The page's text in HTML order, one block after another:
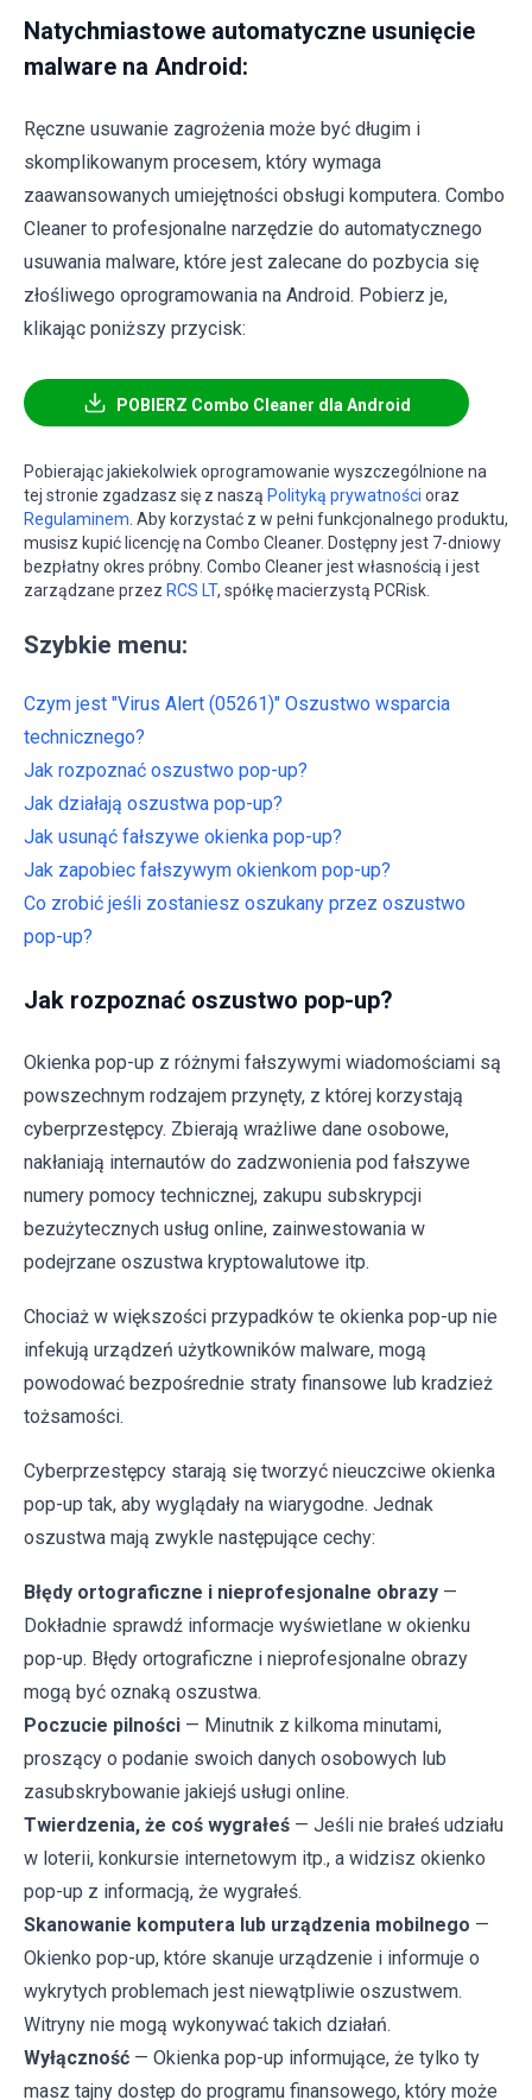
Natychmiastowe automatyczne usunięcie
malware na Android:
Ręczne usuwanie zagrożenia może być długim i
skomplikowanym procesem, który wymaga
zaawansowanych umiejętności obsługi komputera. Combo
Cleaner to profesjonalne narzędzie do automatycznego
usuwania malware, które jest zalecane do pozbycia się
złośliwego oprogramowania na Android. Pobierz je,
klikając poniższy przycisk:
POBIERZ Combo Cleaner dla Android
Pobierając jakiekolwiek oprogramowanie wyszczególnione na
tej stronie zgadzasz się z naszą Polityką prywatności oraz
Regulaminem . Aby korzystać z w pełni funkcjonalnego produktu,
musisz kupić licencję na Combo Cleaner. Dostępny jest 7-dniowy
bezpłatny okres próbny. Combo Cleaner jest własnością i jest
zarządzane przez RCS LT, spółkę macierzystą PCRisk.
Szybkie menu:
Czym jest "Virus Alert (05261)" Oszustwo wsparcia
technicznego?
Jak rozpoznać oszustwo pop-up?
Jak działają oszustwa pop-up?
Jak usunąć fałszywe okienka pop-up?
Jak zapobiec fałszywym okienkom pop-up?
Co zrobić jeśli zostaniesz oszukany przez oszustwo
pop-up?
Jak rozpoznać oszustwo pop-up?
Okienka pop-up z różnymi fałszywymi wiadomościami są
powszechnym rodzajem przynęty, z której korzystają
cyberprzestępcy. Zbierają wrażliwe dane osobowe,
nakłaniają internautów do zadzwonienia pod fałszywe
numery pomocy technicznej, zakupu subskrypcji
bezużytecznych usług online, zainwestowania w
podejrzane oszustwa kryptowalutowe itp.
Chociaż w większości przypadków te okienka pop-up nie
infekują urządzeń użytkowników malware, mogą
powodować bezpośrednie straty finansowe lub kradzież
tożsamości.
Cyberprzestępcy starają się tworzyć nieuczciwe okienka
pop-up tak, aby wyglądały na wiarygodne. Jednak
oszustwa mają zwykle następujące cechy:
Błędy ortograficzne i nieprofesjonalne obrazy —
Dokładnie sprawdź informacje wyświetlane w okienku
pop-up. Błędy ortograficzne i nieprofesjonalne obrazy
mogą być oznaką oszustwa.
Poczucie pilności — Minutnik z kilkoma minutami,
proszący o podanie swoich danych osobowych lub
zasubskrybowanie jakiejś usługi online.
Twierdzenia, że coś wygrałeś — Jeśli nie brałeś udziału
w loterii, konkursie internetowym itp., a widzisz okienko
pop-up z informacją, że wygrałeś.
Skanowanie komputera lub urządzenia mobilnego —
Okienko pop-up, które skanuje urządzenie i informuje o
wykrytych problemach jest niewątpliwie oszustwem.
Witryny nie mogą wykonywać takich działań.
Wyłączność — Okienka pop-up informujące, że tylko ty
masz tajny dostęp do programu finansowego, który może